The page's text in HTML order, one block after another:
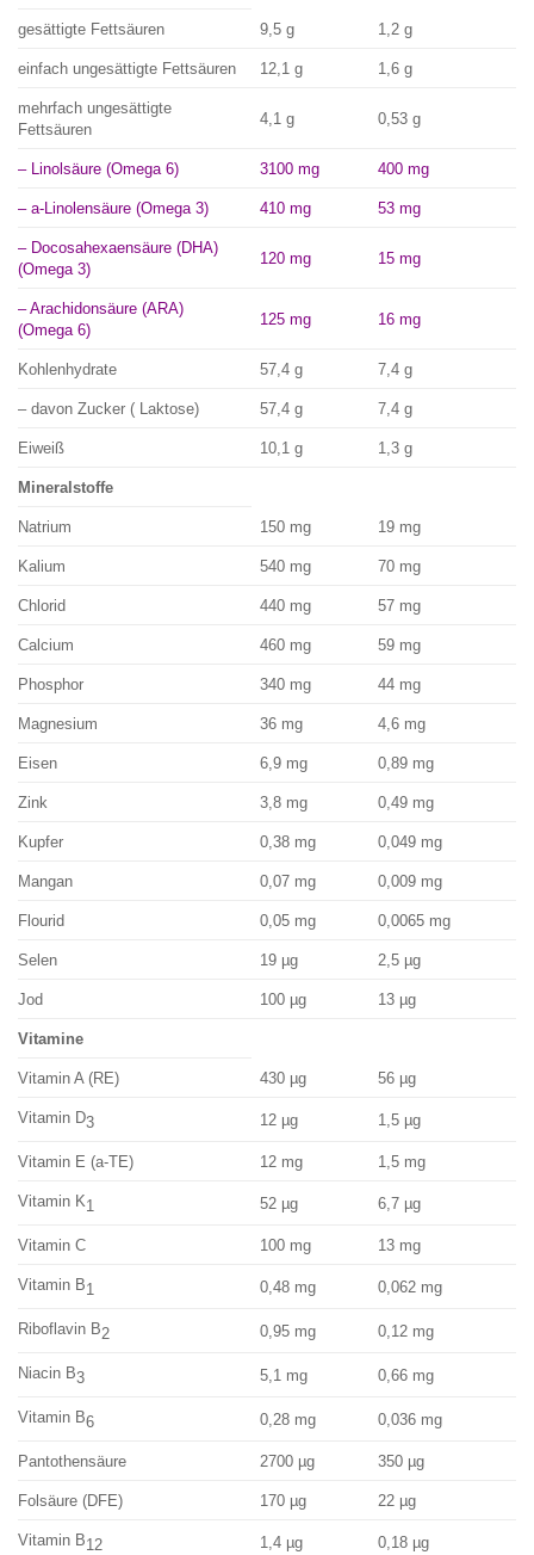
gesättigte Fettsäuren 9,5 g 1,2 g
einfach ungesättigte Fettsäuren 12,1 g 1,6 g
mehrfach ungesättigte
Fettsäuren
4,1 g 0,53 g
– Linolsäure (Omega 6) 3100 mg 400 mg
– a-Linolensäure (Omega 3) 410 mg 53 mg
– Docosahexaensäure (DHA)
(Omega 3)
120 mg 15 mg
– Arachidonsäure (ARA)
(Omega 6)
125 mg 16 mg
Kohlenhydrate 57,4 g 7,4 g
– davon Zucker ( Laktose) 57,4 g 7,4 g
Eiweiß 10,1 g 1,3 g
Mineralstoffe
Natrium 150 mg 19 mg
Kalium 540 mg 70 mg
Chlorid 440 mg 57 mg
Calcium 460 mg 59 mg
Phosphor 340 mg 44 mg
Magnesium 36 mg 4,6 mg
Eisen 6,9 mg 0,89 mg
Zink 3,8 mg 0,49 mg
Kupfer 0,38 mg 0,049 mg
Mangan 0,07 mg 0,009 mg
Flourid 0,05 mg 0,0065 mg
Selen 19 µg 2,5 µg
Jod 100 µg 13 µg
Vitamine
Vitamin A (RE) 430 µg 56 µg
Vitamin D3 12 µg 1,5 µg
Vitamin E (a-TE) 12 mg 1,5 mg
Vitamin K1 52 µg 6,7 µg
Vitamin C 100 mg 13 mg
Vitamin B1 0,48 mg 0,062 mg
Riboflavin B2 0,95 mg 0,12 mg
Niacin B3 5,1 mg 0,66 mg
Vitamin B6 0,28 mg 0,036 mg
Pantothensäure 2700 µg 350 µg
Folsäure (DFE) 170 µg 22 µg
Vitamin B12 1,4 µg 0,18 µg